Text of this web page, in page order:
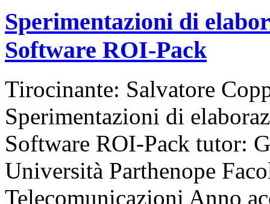
Sperimentazioni di
Software ROI-Pack
Tirocinante: Salvatore
Sperimentazioni di
Software ROI-Pack tutor:
Università Parthenope
Telecomunicazioni Anno